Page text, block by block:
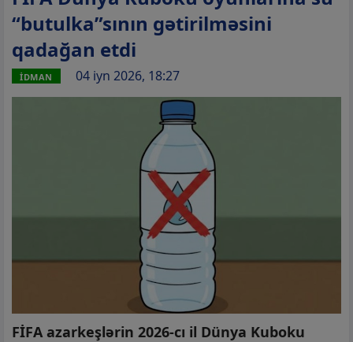
“butulka”sının gətirilməsini
qadağan etdi
İDMAN 04 iyn 2026, 18:27
FİFA azarkeşlərin 2026-cı il Dünya Kuboku